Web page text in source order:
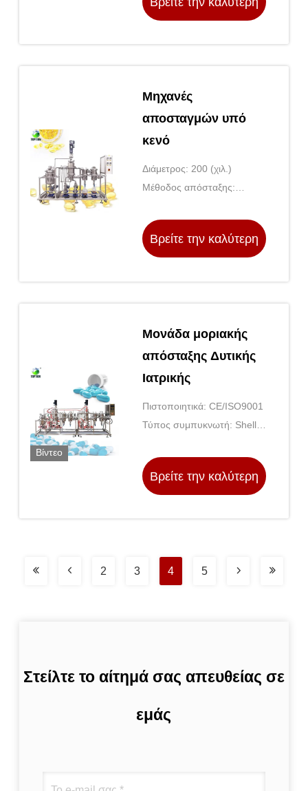
Μηχανές
αποσταγμών υπό
κενό
Διάμετρος: 200 (χιλ.)
Μέθοδος απόσταξης:
Βρείτε την καλύτερη
Βίντεο
Μονάδα μοριακής
απόσταξης Δυτικής
Ιατρικής
Πιστοποιητικά: CE/ISO9001
Τύπος συμπυκνωτή: Shell
Βρείτε την καλύτερη
2 3 4 5
Στείλτε το αίτημά σας απευθείας σε
εμάς